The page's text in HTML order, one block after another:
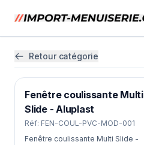
Retour catégorie
Fenêtre coulissante Multi
Slide - Aluplast
Réf: FEN-COUL-PVC-MOD-001
Fenêtre coulissante Multi Slide -